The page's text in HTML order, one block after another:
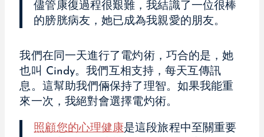
儘管康復過程很艱難，我結識了一位很棒
的膀胱病友，她已成為我親愛的朋友。
我們在同一天進行了電灼術，巧合的是，她
也叫 Cindy。我們互相支持，每天互傳訊
息。這幫助我們倆保持了理智。如果我能重
來一次，我絕對會選擇電灼術。
照顧您的心理健康是這段旅程中至關重要